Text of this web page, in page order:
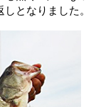
となりました。